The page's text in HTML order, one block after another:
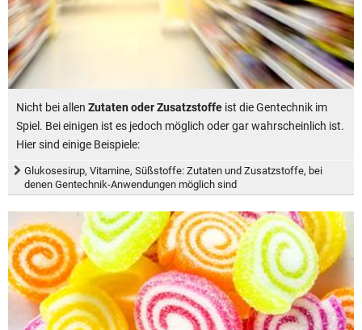
Nicht bei allen Zutaten oder Zusatzstoffe ist die Gentechnik im
Spiel. Bei einigen ist es jedoch möglich oder gar wahrscheinlich ist.
Hier sind einige Beispiele:
Glukosesirup, Vitamine, Süßstoffe: Zutaten und Zusatzstoffe, bei
denen Gentechnik-Anwendungen möglich sind